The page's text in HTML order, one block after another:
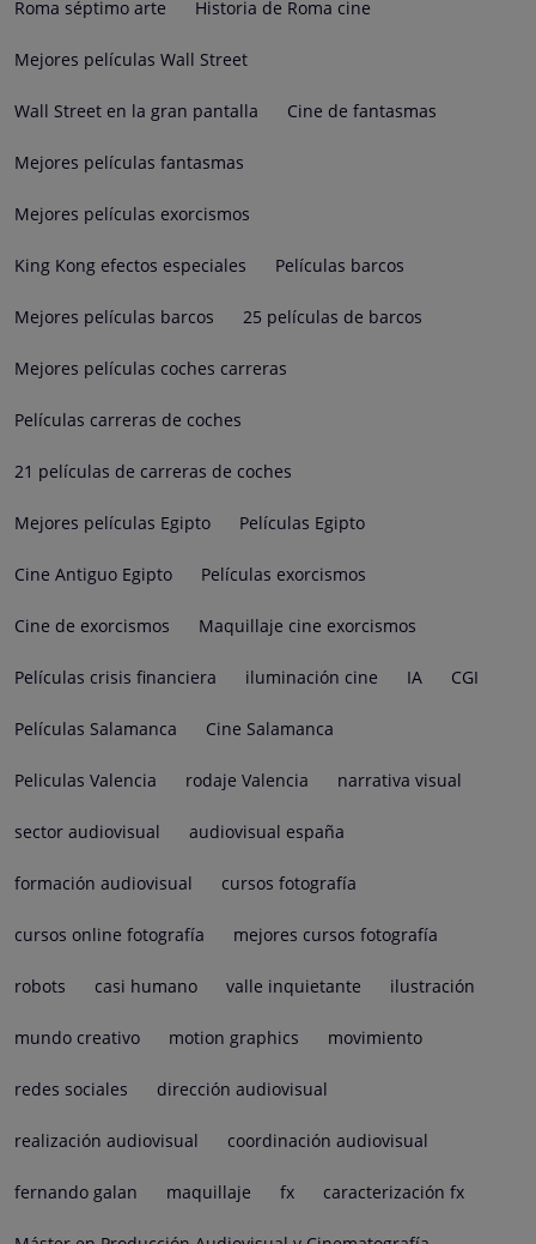
Roma séptimo arte Historia de Roma cine
Mejores películas Wall Street
Wall Street en la gran pantalla Cine de fantasmas
Mejores películas fantasmas
Mejores películas exorcismos
King Kong efectos especiales Películas barcos
Mejores películas barcos 25 películas de barcos
Mejores películas coches carreras
Películas carreras de coches
21 películas de carreras de coches
Mejores películas Egipto Películas Egipto
Cine Antiguo Egipto Películas exorcismos
Cine de exorcismos Maquillaje cine exorcismos
Películas crisis financiera iluminación cine IA CGI
Películas Salamanca Cine Salamanca
Peliculas Valencia rodaje Valencia narrativa visual
sector audiovisual audiovisual españa
formación audiovisual cursos fotografía
cursos online fotografía mejores cursos fotografía
robots casi humano valle inquietante ilustración
mundo creativo motion graphics movimiento
redes sociales dirección audiovisual
realización audiovisual coordinación audiovisual
fernando galan maquillaje fx caracterización fx